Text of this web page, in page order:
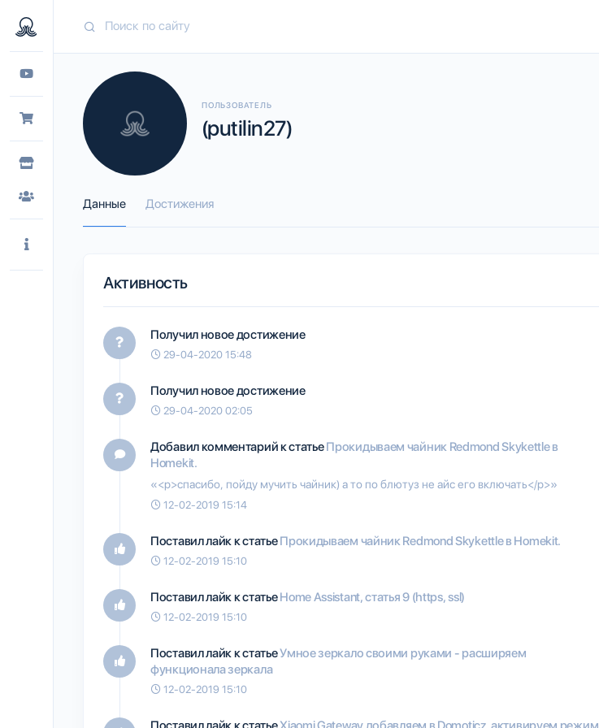
ПОЛЬЗОВАТЕЛЬ
(putilin27)
Данные Достижения
Активность
Получил новое достижение
29-04-2020 15:48
Получил новое достижение
29-04-2020 02:05
Добавил комментарий к статьеПрокидываем чайник Redmond Skykettle в
Homekit.
«<p>спасибо, пойду мучить чайник) а то по блютуз не айс его включать</p>»
12-02-2019 15:14
Поставил лайк к статьеПрокидываем чайник Redmond Skykettle в Homekit.
12-02-2019 15:10
Поставил лайк к статьеHome Assistant, статья 9 (https, ssl)
12-02-2019 15:10
Поставил лайк к статьеУмное зеркало своими руками - расширяем
функционала зеркала
12-02-2019 15:10